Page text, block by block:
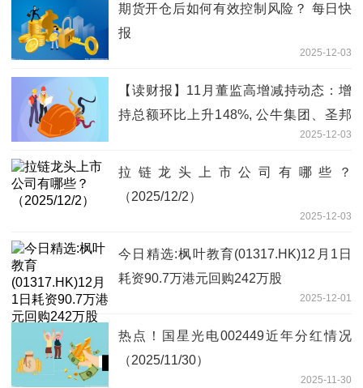
期货开仓后如何有效控制风险？ 每日快
报
2025-12-03
【读财报】11月董监高增减持动态：增
持总额环比上升148%, 公牛集团、圣邦
2025-12-03
拉链龙头上市公司有哪些？
（2025/12/2）
2025-12-03
今日精选:枫叶教育(01317.HK)12月1日
耗资90.7万港元回购242万股
2025-12-01
热点！国星光电002449近年分红情况
（2025/11/30）
2025-11-30